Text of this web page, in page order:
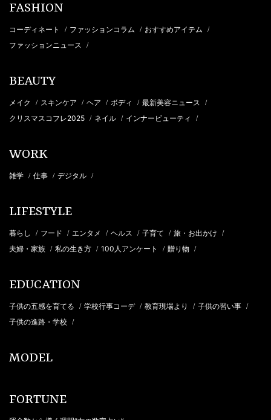
FASHION
コーディネート / ファッションコラム / おすすめアイテム /
ファッションニュース /
BEAUTY
メイク / スキンケア / ヘア / ボディ / 最新美容ニュース /
クリスマスコフレ2025 / ネイル / インナービューティ /
WORK
雑学 / 仕事 / デジタル /
LIFESTYLE
暮らし / フード / エンタメ / ヘルス / 子育て / 旅・お出かけ /
夫婦・家族 / 私の生き方 / 100人アンケート / 贈り物 /
EDUCATION
子供の五感を育てる / 学校行事コーデ / 教育現場より / 子供の習い事 /
子供の進路・学校 /
MODEL
FORTUNE